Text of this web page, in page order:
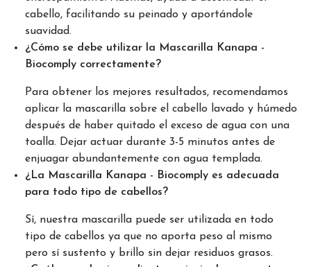
cabello, facilitando su peinado y aportándole
suavidad.
¿Cómo se debe utilizar la Mascarilla Kanapa -
Biocomply correctamente?
Para obtener los mejores resultados, recomendamos
aplicar la mascarilla sobre el cabello lavado y húmedo
después de haber quitado el exceso de agua con una
toalla. Dejar actuar durante 3-5 minutos antes de
enjuagar abundantemente con agua templada.
¿La Mascarilla Kanapa - Biocomply es adecuada
para todo tipo de cabellos?
Sí, nuestra mascarilla puede ser utilizada en todo
tipo de cabellos ya que no aporta peso al mismo
pero sí sustento y brillo sin dejar residuos grasos.